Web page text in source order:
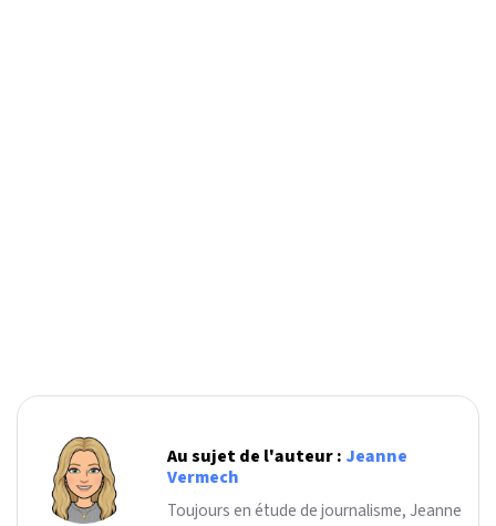
Au sujet de l'auteur : Jeanne
Vermech
Toujours en étude de journalisme, Jeanne